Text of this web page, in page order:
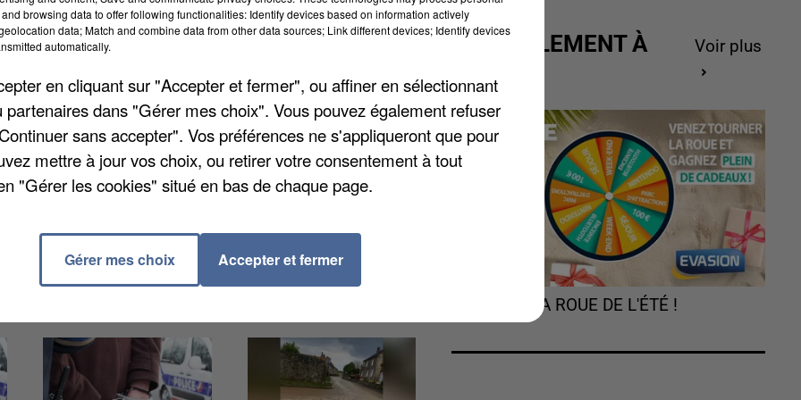
national du cancer du poumon, première
en Île-de-France (mais aussi dans les Hauts-de-
et Auvergne-Rhône-Alpes) ce dispositif
50 à 74 ans. Les patients pourront être orientés
avant un scanner thoracique dans un
aussi contacter directement le 34 33 ou se rendre
un premier questionnaire.
ACTUELLEMENT À
Voir plus
TOURNEZ LA ROUE DE L'ÉTÉ !
browsing data to offer following functionalities: Identify devices based on information actively
data; Match and combine data from other data sources; Link different devices; Identify devices
automatically.
en cliquant sur "Accepter et fermer", ou affiner en sélectionnant
partenaires dans "Gérer mes choix". Vous pouvez également refuser
sans accepter". Vos préférences ne s'appliqueront que pour
mettre à jour vos choix, ou retirer votre consentement à tout
"Gérer les cookies" situé en bas de chaque page.
Gérer mes choix Accepter et fermer